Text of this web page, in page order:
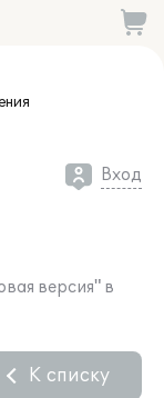
Вход
версия" в
К списку